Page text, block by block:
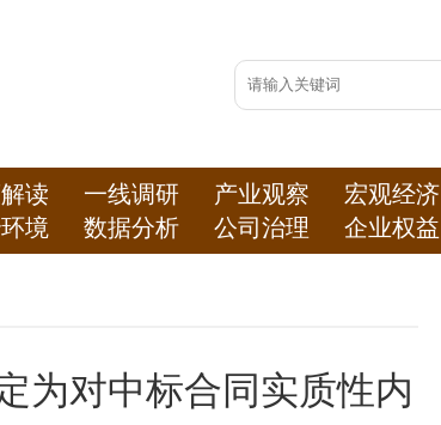
读 一线调研 产业观察 宏观经济
境 数据分析 公司治理 企业权益
为对中标合同实质性内